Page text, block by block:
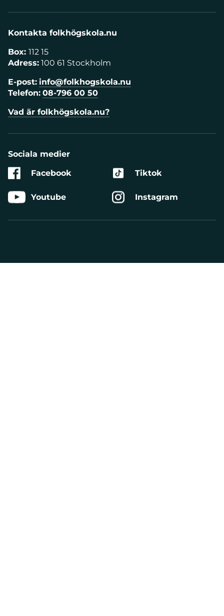
Kontakta folkhögskola.nu
Box: 112 15
Adress: 100 61 Stockholm
E-post: info@folkhogskola.nu
Telefon: 08-796 00 50
Vad är folkhögskola.nu?
Sociala medier
Facebook
Youtube
Tiktok
Instagram